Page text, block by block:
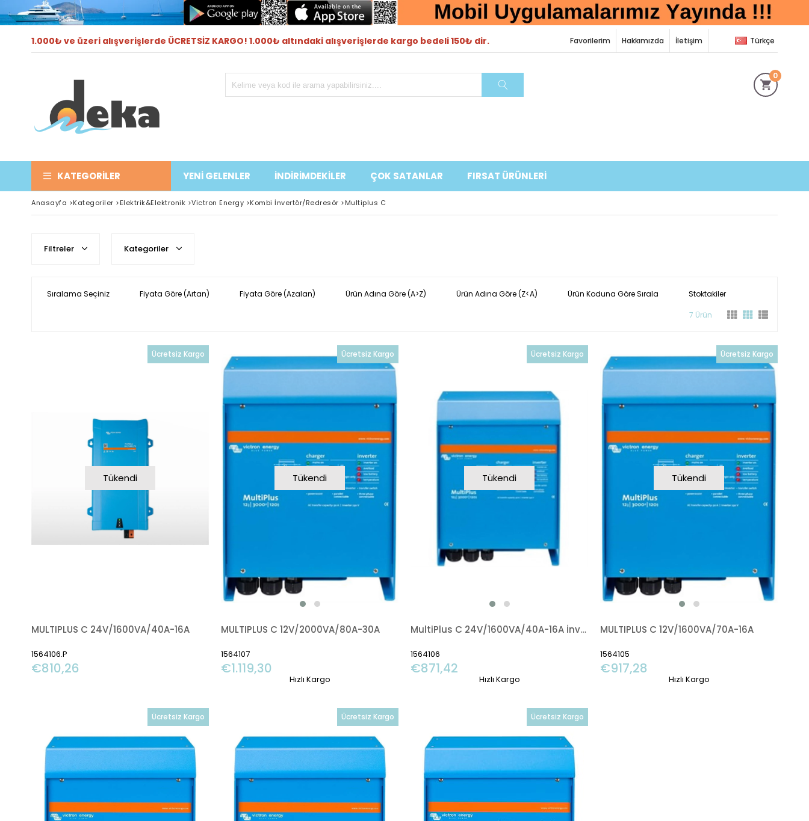
1.000₺ ve üzeri alışverişlerde ÜCRETSİZ KARGO! 1.000₺ altındaki alışverişlerde kargo bedeli 150₺ dir. Hakkımızda İletişim
Favorilerim Türkçe
0
KATEGORILER YENİ GELENLER İNDİRİMDEKİLER ÇOK SATANLAR FIRSAT ÜRÜNLERİ
Anasayfa >Kategoriler >Elektrik&Elektronik >Victron Energy >Kombi İnvertör/Redresör >Multiplus C
Filtreler Kategoriler
Sıralama Seçiniz Fiyata Göre (Artan) Fiyata Göre (Azalan) Ürün Adına Göre (A>Z) Ürün Adına Göre (Z<A) Ürün Koduna Göre Sırala Stoktakiler
7 Ürün
Tükendi
MULTIPLUS C 24V/1600VA/40A-16A
1564106.P
€810,26
Ücretsiz Kargo
Tükendi
MULTIPLUS C 12V/2000VA/80A-30A
1564107
€1.119,30
Ücretsiz Kargo
Hızlı Kargo
Tükendi
MultiPlus C 24V/1600VA/40A-16A İnverter/Charger
1564106
€871,42
Ücretsiz Kargo
Hızlı Kargo
Tükendi
MULTIPLUS C 12V/1600VA/70A-16A
1564105
€917,28
Ücretsiz Kargo
Hızlı Kargo
Ücretsiz Kargo Ücretsiz Kargo Ücretsiz Kargo